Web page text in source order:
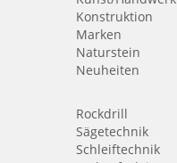
Konstruktion
Marken
Naturstein
Neuheiten
Rockdrill
Sägetechnik
Schleiftechnik